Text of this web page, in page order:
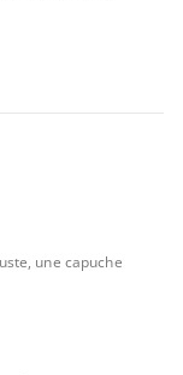
une capuche